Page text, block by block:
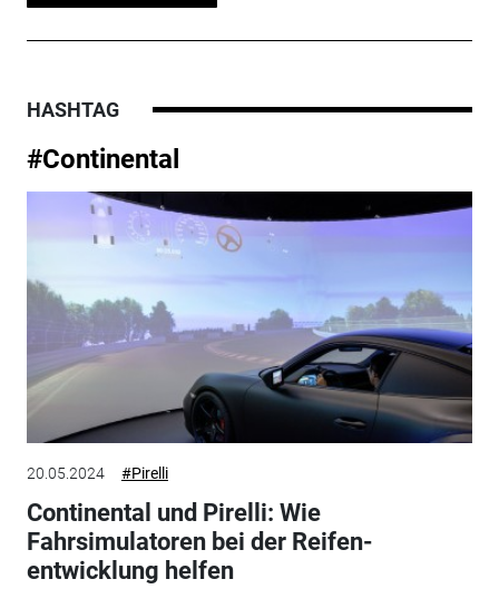
HASHTAG
#Continental
20.05.2024 #Pirelli
Continental und Pirelli: Wie
Fahrsimulatoren bei der Reifen­
entwicklung helfen